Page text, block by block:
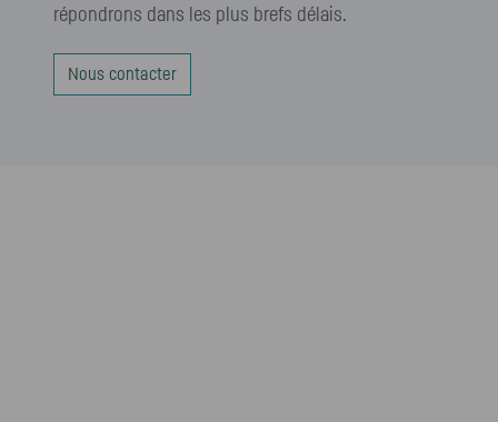
répondrons dans les plus brefs délais.
Nous contacter